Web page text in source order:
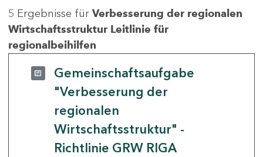
5 Ergebnisse für Verbesserung der regionalen
Wirtschaftsstruktur Leitlinie für
regionalbeihilfen
Gemeinschaftsaufgabe
"Verbesserung der
regionalen
Wirtschaftsstruktur" -
Richtlinie GRW RIGA